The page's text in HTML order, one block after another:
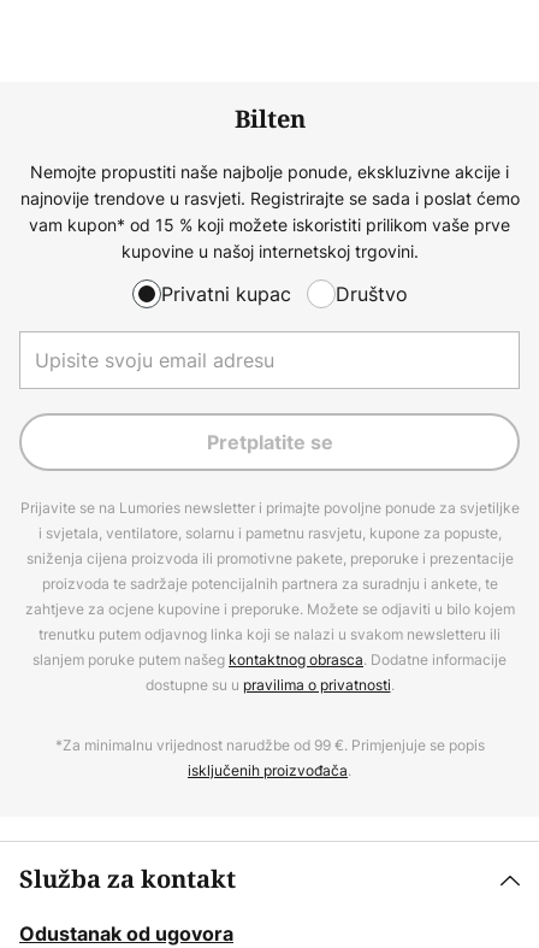
Bilten
Nemojte propustiti naše najbolje ponude, ekskluzivne akcije i
najnovije trendove u rasvjeti. Registrirajte se sada i poslat ćemo
vam kupon* od 15 % koji možete iskoristiti prilikom vaše prve
kupovine u našoj internetskoj trgovini.
Privatni kupac Društvo
Pretplatite se
Prijavite se na Lumories newsletter i primajte povoljne ponude za svjetiljke
i svjetala, ventilatore, solarnu i pametnu rasvjetu, kupone za popuste,
sniženja cijena proizvoda ili promotivne pakete, preporuke i prezentacije
proizvoda te sadržaje potencijalnih partnera za suradnju i ankete, te
zahtjeve za ocjene kupovine i preporuke. Možete se odjaviti u bilo kojem
trenutku putem odjavnog linka koji se nalazi u svakom newsletteru ili
slanjem poruke putem našeg kontaktnog obrasca. Dodatne informacije
dostupne su u pravilima o privatnosti.
*Za minimalnu vrijednost narudžbe od 99 €. Primjenjuje se popis
isključenih proizvođača.
Služba za kontakt
Odustanak od ugovora